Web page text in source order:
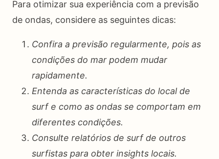
Para otimizar sua experiência com a previsão
de ondas, considere as seguintes dicas:
Confira a previsão regularmente, pois as
condições do mar podem mudar
rapidamente.
Entenda as características do local de
surf e como as ondas se comportam em
diferentes condições.
Consulte relatórios de surf de outros
surfistas para obter insights locais.